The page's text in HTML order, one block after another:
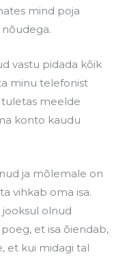
mind poja
vastu pidada kõik
minu telefonist
tuletas meelde
konto kaudu
ja mõlemale on
vihkab oma isa.
olnud
et isa õiendab,
et kui midagi tal